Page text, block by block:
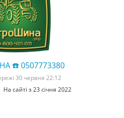
☎️ 0507773380
30 червня 22:12
На сайті з 23 січня 2022